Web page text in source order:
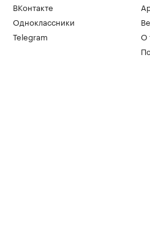
ВКонтакте
Одноклассники
Telegram
О